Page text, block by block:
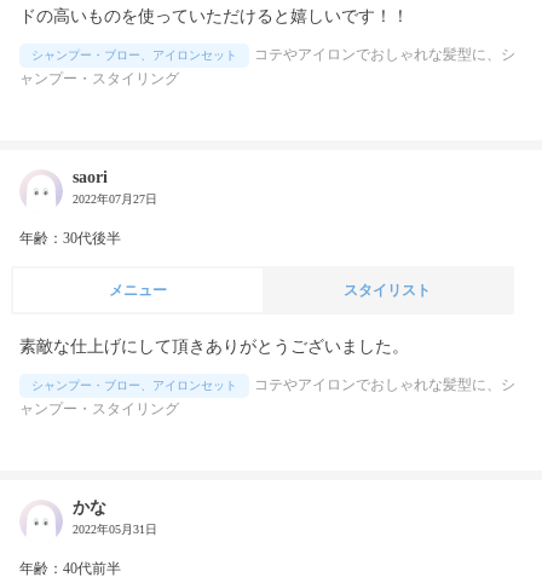
ドの高いものを使っていただけると嬉しいです！！
シャンプー・ブロー、アイロンセット
コテやアイロンでおしゃれな髪型に、シ
ャンプー・スタイリング
saori
2022年07月27日
年齢：30代後半
メニュー スタイリスト
シャンプー・ブロー、アイロンセット
コテやアイロンでおしゃれな髪型に、シ
ャンプー・スタイリング
かな
2022年05月31日
年齢：40代前半